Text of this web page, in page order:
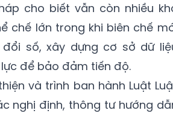
cho biết vẫn còn nhiều
chế lớn trong khi biên chế
số, xây dựng cơ sở dữ
để bảo đảm tiến độ.
và trình ban hành Luật
nghị định, thông tư hướng